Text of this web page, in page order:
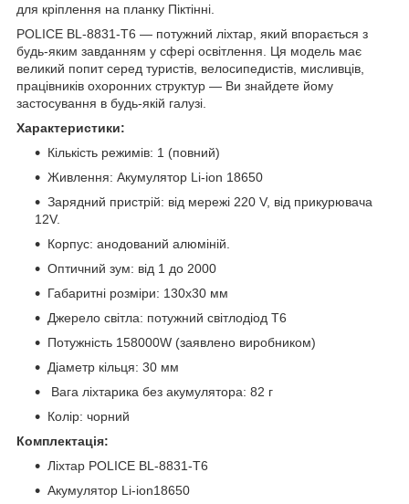
для кріплення на планку Піктінні.
POLICE BL-8831-T6 — потужний ліхтар, який впорається з
будь-яким завданням у сфері освітлення. Ця модель має
великий попит серед туристів, велосипедистів, мисливців,
працівників охоронних структур — Ви знайдете йому
застосування в будь-якій галузі.
Характеристики:
Кількість режимів: 1 (повний)
Живлення: Акумулятор Li-ion 18650
Зарядний пристрій: від мережі 220 V, від прикурювача
12V.
Корпус: анодований алюміній.
Оптичний зум: від 1 до 2000
Габаритні розміри: 130х30 мм
Джерело світла: потужний світлодіод T6
Потужність 158000W (заявлено виробником)
Діаметр кільця: 30 мм
Вага ліхтарика без акумулятора: 82 г
Колір: чорний
Комплектація:
Ліхтар POLICE BL-8831-T6
Акумулятор Li-ion18650